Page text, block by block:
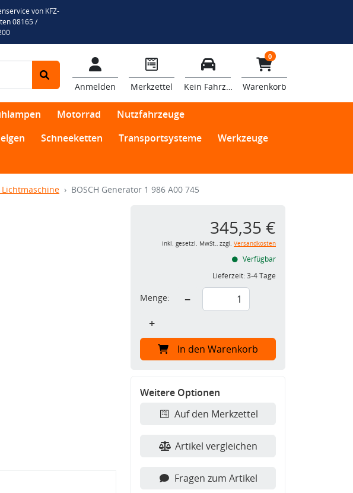
von KFZ-
08165 /
Anmelden Merkzettel Kein Fahrzeug
0
Warenkorb
Motorrad
Nutzfahrzeuge
Schneeketten Transportsysteme
Werkzeuge
BOSCH Generator 1 986 A00 745
345,35 €
inkl. gesetzl. MwSt., zzgl. Versandkosten
Verfügbar
Lieferzeit:3-4 Tage
Menge:
−
+
In den Warenkorb
Weitere Optionen
Auf den Merkzettel
Artikel vergleichen
Fragen zum Artikel